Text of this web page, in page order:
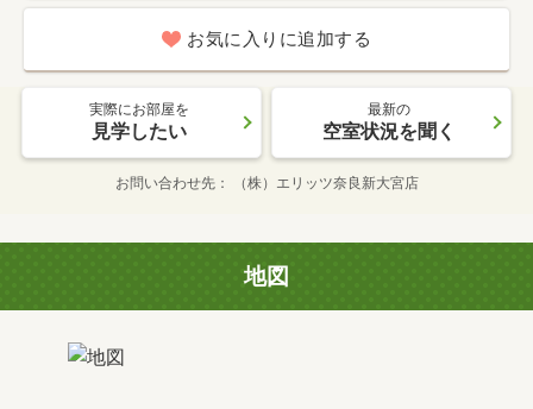
お気に入りに追加する
実際にお部屋を
見学したい
最新の
空室状況を聞く
お問い合わせ先 （株）エリッツ奈良新大宮店
地図